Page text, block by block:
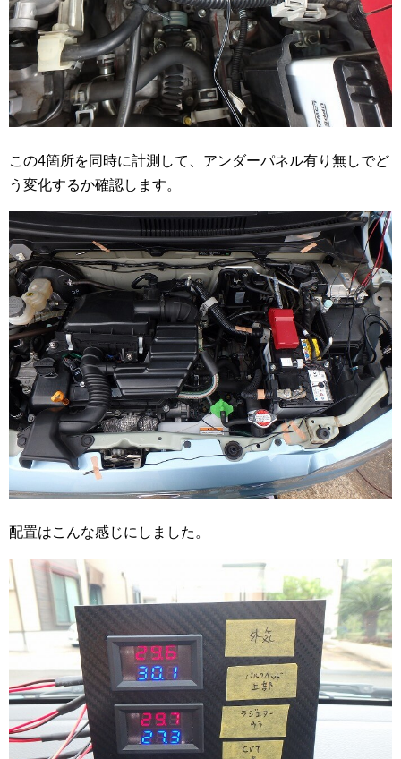
この4箇所を同時に計測して、アンダーパネル有り無しでど
う変化するか確認します。
配置はこんな感じにしました。